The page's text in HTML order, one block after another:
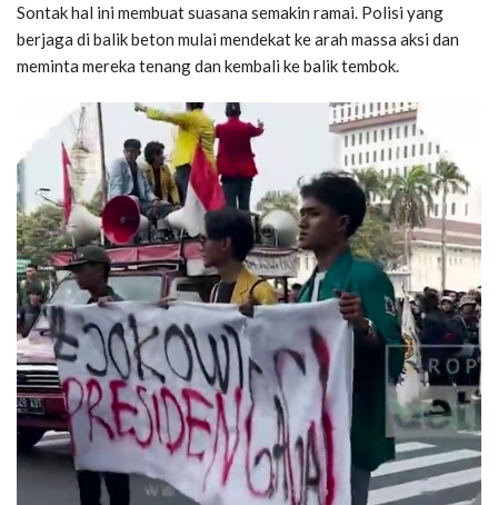
Sontak hal ini membuat suasana semakin ramai. Polisi yang
berjaga di balik beton mulai mendekat ke arah massa aksi dan
meminta mereka tenang dan kembali ke balik tembok.